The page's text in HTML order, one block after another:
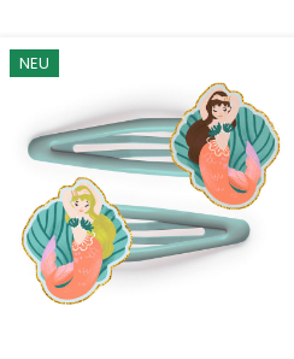
NEU